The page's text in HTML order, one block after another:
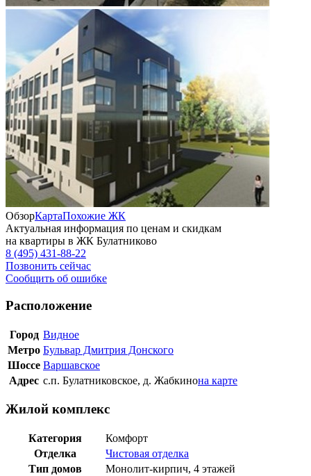
ОбзорКартаПохожие ЖК
Актуальная информация по ценам и скидкам
на квартиры в ЖК Булатниково
8 (495) 431-88-22
Позвонить сейчас
Сообщить об ошибке
Расположение
Город Видное
Метро Бульвар Дмитрия Донского
Шоссе Варшавское
Адрес с.п. Булатниковское, д. Жабкинона карте
Жилой комплекс
Категория
Комфорт
Отделка
Чистовая отделка
Тип домов
Монолит-кирпич, 4 этажей